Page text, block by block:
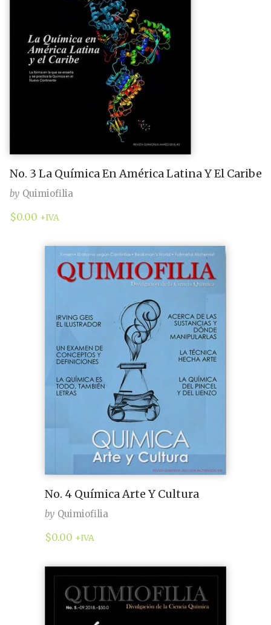
No. 3 La Química En América Latina Y El Caribe
by Quimiofilia
$0.00 +IVA
No. 4 Química Arte Y Cultura
by Quimiofilia
$0.00 +IVA